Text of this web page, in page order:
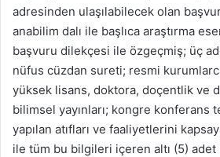
adresinden ulaşılabilecek olan
anabilim dalı ile başlıca araştırma
başvuru dilekçesi ile özgeçmiş; üç
nüfus cüzdan sureti; resmi
yüksek lisans, doktora, doçentlik ve
bilimsel yayınları; kongre konferans
yapılan atıfları ve faaliyetlerini
ile tüm bu bilgileri içeren altı (5)